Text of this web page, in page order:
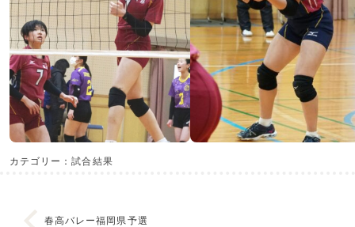
カテゴリー：試合結果
春高バレー福岡県予選